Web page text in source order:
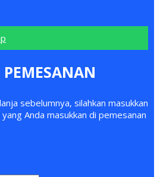
PEMESANAN
sebelumnya, silahkan masukkan
Anda masukkan di pemesanan